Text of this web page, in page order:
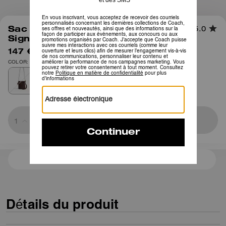
1/11
Sac Seau Bleecker 21 En Toile
Signature
5.0
147 € 295 €
COLOR: Laiton/Érable
Détails du produit